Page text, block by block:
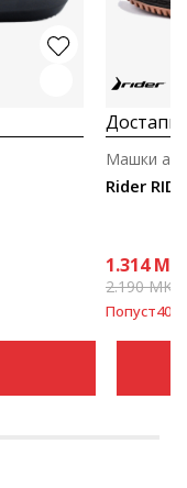
Rider
Машки
1.314
2.190MKD
Попуст40